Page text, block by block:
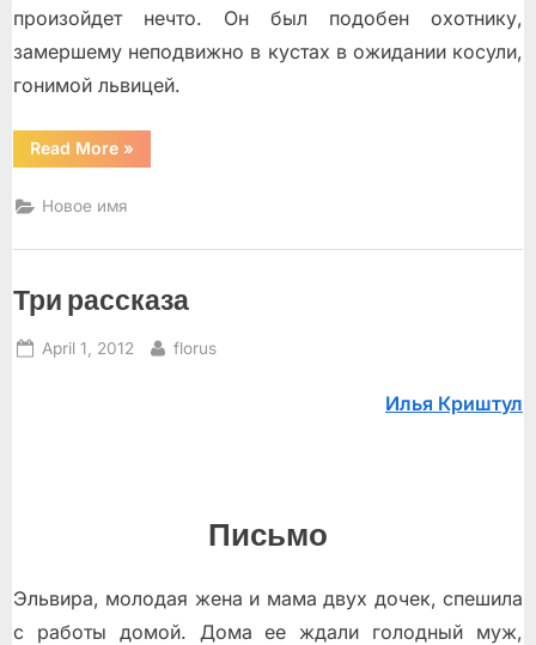
произойдет нечто. Он был подобен охотнику,
замершему неподвижно в кустах в ожидании косули,
гонимой львицей.
Read More“Шаг
в
»
Новое имя
Три рассказа
Posted
April 1, 2012 By
florus
Илья Криштул
Письмо
Эльвира, молодая жена и мама двух дочек, спешила
с работы домой. Дома еe ждали голодный муж,